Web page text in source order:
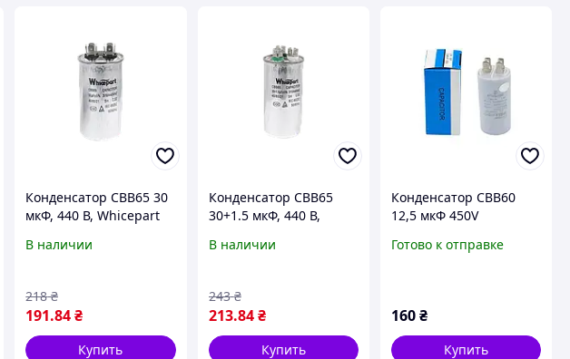
Конденсатор CBB65 30
мкФ, 440 В, Whicepart
клеми)
В наличии
191.84₴
218 ₴
Купить
Конденсатор CBB65
30+1.5 мкФ, 440 В,
корпус, клеми)
В наличии
213.84 ₴
243 ₴
Купить
Конденсатор CBB60
12,5 мкФ 450V
клеммами (Piranil)
Готово к отправке
160₴
Купить